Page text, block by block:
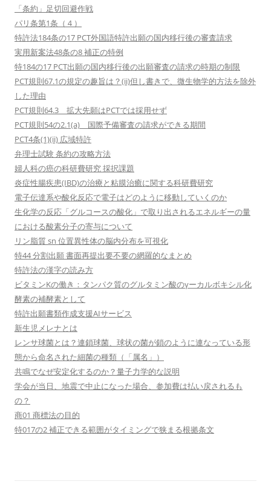
「条約」足切回避作戦
パリ条第1条（４）
特許法184条の17 PCT外国語特許出願の国内移行後の審査請求
実用新案法48条の8 補正の特例
特184の17 PCT出願の国内移行後の出願審査の請求の時期の制限
PCT規則67.1の規定の趣旨は？(ii)但し書きで、微生物学的方法を除外
した理由
PCT規則64.3 拡大先願はPCTでは採用せず
PCT規則54の2.1(a) 国際予備審査の請求ができる期間
PCT4条(1)(ii) 広域特許
弁理士試験 条約の攻略方法
婦人科の癌の科研費研究 採択課題
炎症性腸疾患(IBD)の治療と粘膜治癒に関する科研費研究
電子伝達系や酸化反応で電子はどのように移動していくのか
生化学の反応「グルコースの酸化」で取り出されるエネルギーの量
における酸素分子の寄与について
リン脂質 sn 位置異性体の脳内分布を可視化
特44 分割出願 書面再提出要不要の網羅的なまとめ
特許法の漢字の読み方
ビタミンKの働き：タンパク質のグルタミン酸のγーカルボキシル化
酵素の補酵素として
特許出願書類作成支援AIサービス
新生児メレナとは
レンサ球菌とは？連鎖球菌、球状の菌が鎖のように連なっている形
態から命名された細菌の種類（「属名」）
共鳴でなぜ安定化するのか？量子力学的な説明
学会が当日、地震で中止になった場合、参加費は払い戻されるも
の？
商01 商標法の目的
特017の2 補正できる範囲がタイミングで狭まる根拠条文